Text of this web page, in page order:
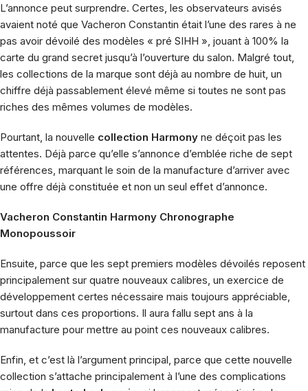
L’annonce peut surprendre. Certes, les observateurs avisés
avaient noté que Vacheron Constantin était l’une des rares à ne
pas avoir dévoilé des modèles « pré SIHH », jouant à 100% la
carte du grand secret jusqu’à l’ouverture du salon. Malgré tout,
les collections de la marque sont déjà au nombre de huit, un
chiffre déjà passablement élevé même si toutes ne sont pas
riches des mêmes volumes de modèles.
Pourtant, la nouvelle collection Harmony ne déçoit pas les
attentes. Déjà parce qu’elle s’annonce d’emblée riche de sept
références, marquant le soin de la manufacture d’arriver avec
une offre déjà constituée et non un seul effet d’annonce.
Vacheron Constantin Harmony Chronographe
Monopoussoir
Ensuite, parce que les sept premiers modèles dévoilés reposent
principalement sur quatre nouveaux calibres, un exercice de
développement certes nécessaire mais toujours appréciable,
surtout dans ces proportions. Il aura fallu sept ans à la
manufacture pour mettre au point ces nouveaux calibres.
Enfin, et c’est là l’argument principal, parce que cette nouvelle
collection s’attache principalement à l’une des complications